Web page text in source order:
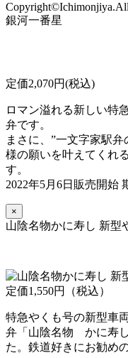
Copyright©Ichimonjiya.All
銀河一番星
定価2,070円(税込)
ロマン溢れる新しい特
弁です。
まさに、”一文字家駅
様の願いを叶えてくれ
す。
2022年5月6日販売開始
×
山陰名物かに寿し 新型
定価1,550円（税込）
特急やくも号の新型車
弁「山陰名物 かに寿
た。鉄道好きにお勧め